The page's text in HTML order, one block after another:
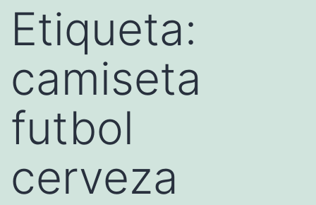
Etiqueta:
camiseta
futbol
cerveza